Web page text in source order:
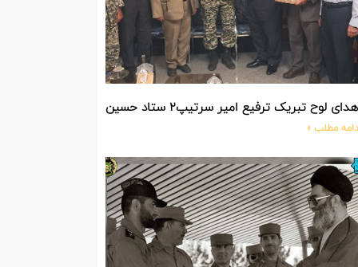
لوح تبریک ترفیع امیر سرتیپ۲ ستاد حسین صادق زاده فرمانده تیپ ۲۵ واکنش سریع شهید آبگون نزاجا مستقر در تبریز
مطلب »